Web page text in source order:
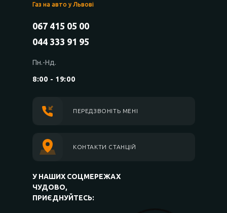
Газ на авто у Львові
067 415 05 00
044 333 91 95
Пн.-Нд.
8:00 - 19:00
ПЕРЕДЗВОНІТЬ МЕНІ
КОНТАКТИ СТАНЦІЙ
У НАШИХ СОЦМЕРЕЖАХ
ЧУДОВО,
ПРИЄДНУЙТЕСЬ: